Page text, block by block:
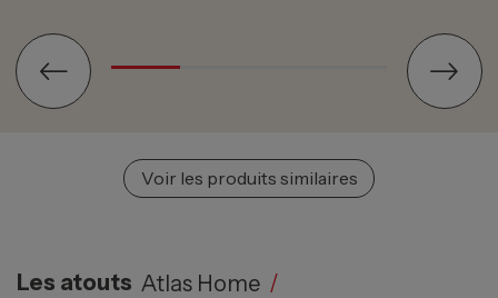
Voir les produits similaires
Les atouts Atlas Home /